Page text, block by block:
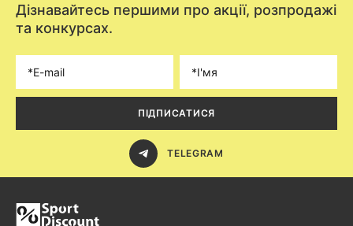
Дізнавайтесь першими про акції, розпродажі
та конкурсах.
ПІДПИСАТИСЯ
TELEGRAM